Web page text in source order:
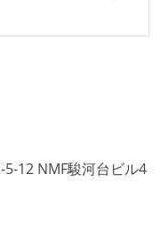
12 NMF駿河台ビル4